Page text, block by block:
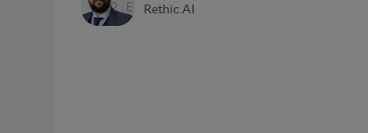
Rethic.AI